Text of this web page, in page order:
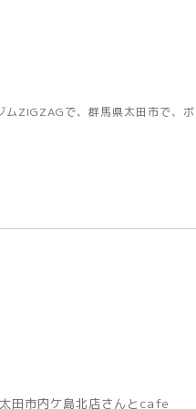
ムZIGZAGで、群馬県太田市で、ボ
田市内ケ島北店さんとcafe